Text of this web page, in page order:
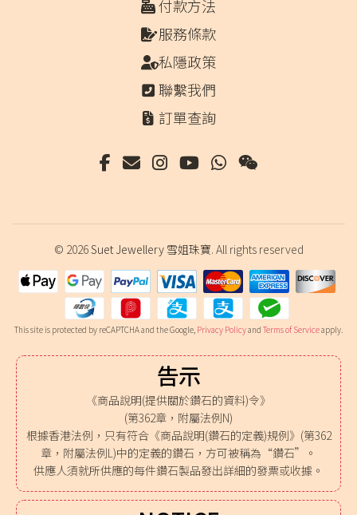
付款方法
服務條款
私隱政策
聯繫我們
訂單查詢
© 2026Suet Jewellery 雪姐珠寶. All rights reserved
This site is protected by reCAPTCHA and the Google, Privacy Policyand Terms of Serviceapply.
告示
《商品說明(提供關於鑽石的資料)令》
(第362章，附屬法例N)
根據香港法例，只有符合《商品說明(鑽石的定義)規例》(第362
章，附屬法例L)中的定義的鑽石，方可被稱為“鑽石”。
供應人須就所供應的每件鑽石製品發出詳細的發票或收據。